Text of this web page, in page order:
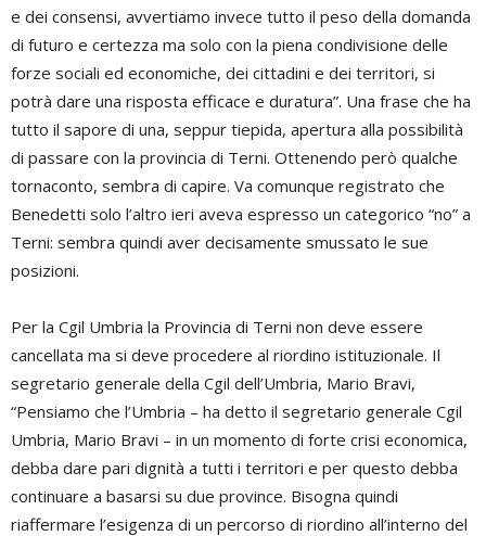
e dei consensi, avvertiamo invece tutto il peso della domanda
di futuro e certezza ma solo con la piena condivisione delle
forze sociali ed economiche, dei cittadini e dei territori, si
potrà dare una risposta efficace e duratura”. Una frase che ha
tutto il sapore di una, seppur tiepida, apertura alla possibilità
di passare con la provincia di Terni. Ottenendo però qualche
tornaconto, sembra di capire. Va comunque registrato che
Benedetti solo l’altro ieri aveva espresso un categorico “no” a
Terni: sembra quindi aver decisamente smussato le sue
posizioni.
Per la Cgil Umbria la Provincia di Terni non deve essere
cancellata ma si deve procedere al riordino istituzionale. Il
segretario generale della Cgil dell’Umbria, Mario Bravi,
“Pensiamo che l’Umbria – ha detto il segretario generale Cgil
Umbria, Mario Bravi – in un momento di forte crisi economica,
debba dare pari dignità a tutti i territori e per questo debba
continuare a basarsi su due province. Bisogna quindi
riaffermare l’esigenza di un percorso di riordino all’interno del